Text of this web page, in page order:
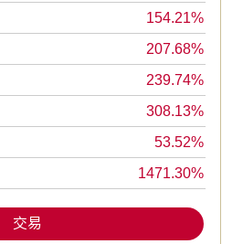
154.21
207.68
239.74
308.13
53.52
1471.30
交易